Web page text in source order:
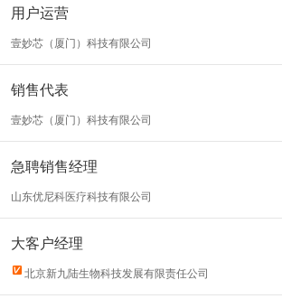
用户运营
壹妙芯（厦门）科技有限公司
销售代表
壹妙芯（厦门）科技有限公司
急聘销售经理
山东优尼科医疗科技有限公司
大客户经理
北京新九陆生物科技发展有限责任公司